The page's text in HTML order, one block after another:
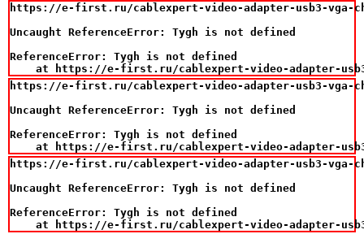
https://e-first.ru/cablexpert-video-adapter-usb3-vga-
Uncaught ReferenceError: Tygh is not defined
ReferenceError: Tygh is not defined
at https://e-first.ru/cablexpert-video-adapter-
https://e-first.ru/cablexpert-video-adapter-usb3-vga-
Uncaught ReferenceError: Tygh is not defined
ReferenceError: Tygh is not defined
at https://e-first.ru/cablexpert-video-adapter-
https://e-first.ru/cablexpert-video-adapter-usb3-vga-
Uncaught ReferenceError: Tygh is not defined
ReferenceError: Tygh is not defined
at https://e-first.ru/cablexpert-video-adapter-